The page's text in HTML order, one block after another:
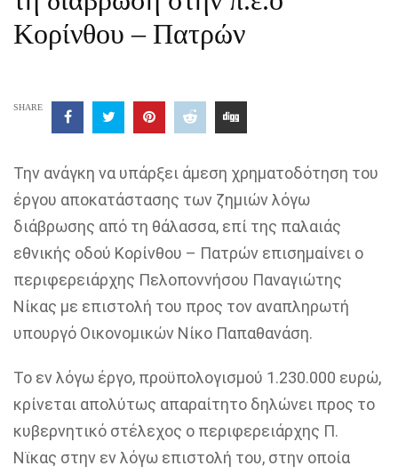
Κορίνθου – Πατρών
SHARE
Την ανάγκη να υπάρξει άμεση χρηματοδότηση του
έργου αποκατάστασης των ζημιών λόγω
διάβρωσης από τη θάλασσα, επί της παλαιάς
εθνικής οδού Κορίνθου – Πατρών επισημαίνει ο
περιφερειάρχης Πελοποννήσου Παναγιώτης
Νίκας με επιστολή του προς τον αναπληρωτή
υπουργό Οικονομικών Νίκο Παπαθανάση.
Το εν λόγω έργο, προϋπολογισμού 1.230.000 ευρώ,
κρίνεται απολύτως απαραίτητο δηλώνει προς το
κυβερνητικό στέλεχος ο περιφερειάρχης Π.
Νϊκας στην εν λόγω επιστολή του, στην οποία